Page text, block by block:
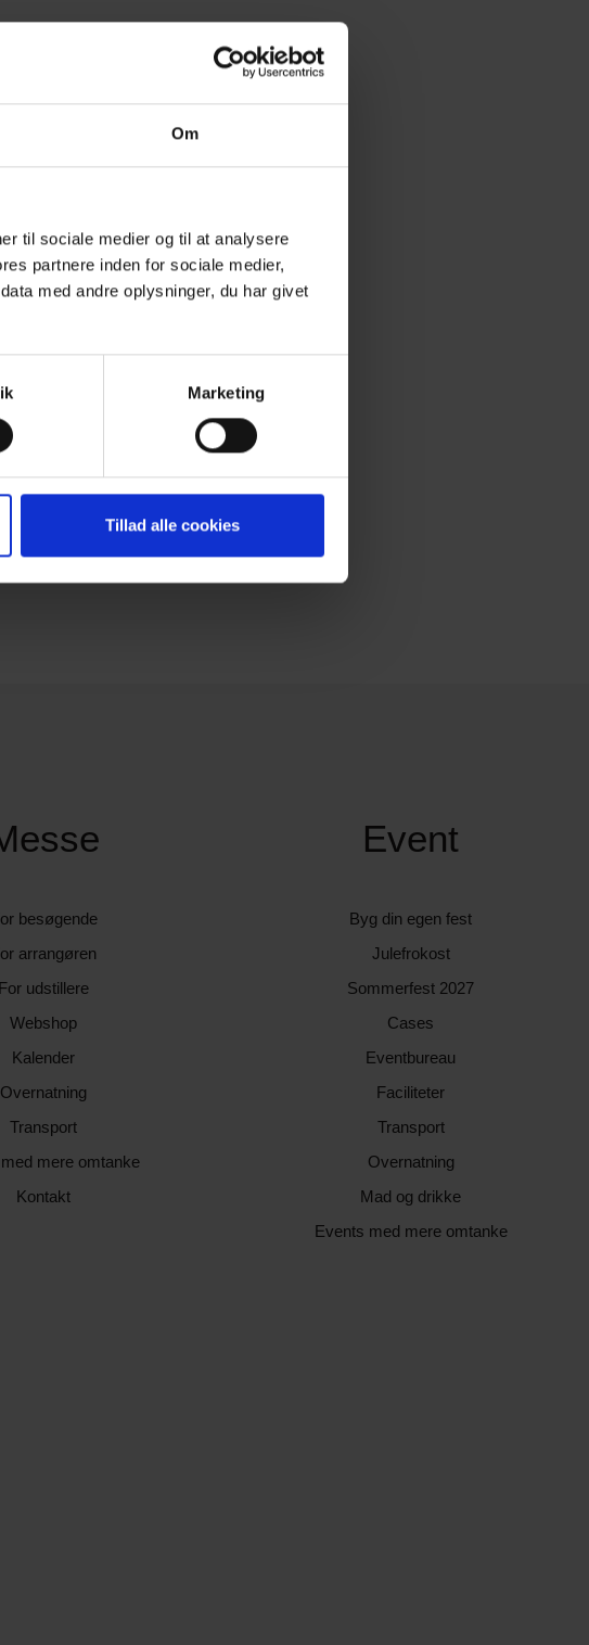
Om
til sociale medier og til at analysere
partnere inden for sociale medier,
med andre oplysninger, du har givet
Marketing
Tillad alle cookies
besøgende
arrangøren
For udstillere
Webshop
Kalender
Overnatning
Transport
mere omtanke
Kontakt
Event
Byg din egen fest
Julefrokost
Sommerfest 2027
Cases
Eventbureau
Faciliteter
Transport
Overnatning
Mad og drikke
Events med mere omtanke